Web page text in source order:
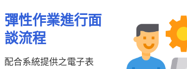
彈性作業進行面
談流程
配合系統提供之電子表